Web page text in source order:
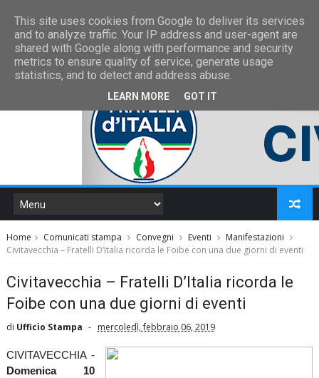
Home Comunicati stampa Convegni Eventi
Manifestazioni
Civitavecchia – Fratelli D’Italia ricorda le Foibe con una due giorni di eventi
Civitavecchia – Fratelli D’Italia ricorda le
Foibe con una due giorni di eventi
di Ufficio Stampa mercoledì, febbraio 06, 2019
CIVITAVECCHIA -
Domenica 10
This site uses cookies from Google to deliver its services
and to analyze traffic. Your IP address and user-agent are
shared with Google along with performance and security
metrics to ensure quality of service, generate usage
statistics, and to detect and address abuse.
LEARN MORE GOT IT